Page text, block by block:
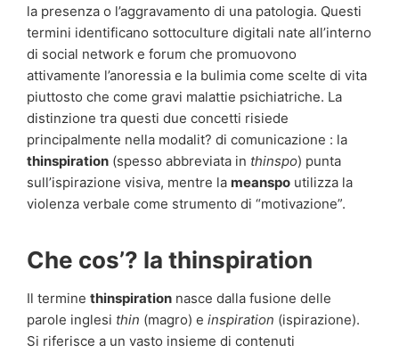
la presenza o l’aggravamento di una patologia. Questi
termini identificano sottoculture digitali nate all’interno
di social network e forum che promuovono
attivamente l’anoressia e la bulimia come scelte di vita
piuttosto che come gravi malattie psichiatriche. La
distinzione tra questi due concetti risiede
principalmente nella modalit? di comunicazione : la
thinspiration (spesso abbreviata in thinspo) punta
sull’ispirazione visiva, mentre la meanspo utilizza la
violenza verbale come strumento di “motivazione”.
Che cos’? la thinspiration
Il termine thinspiration nasce dalla fusione delle
parole inglesi thin (magro) e inspiration (ispirazione).
Si riferisce a un vasto insieme di contenuti